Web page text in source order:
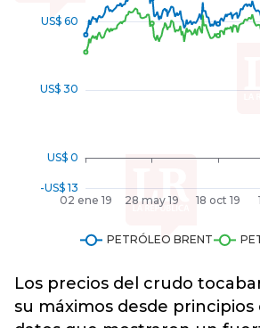
Los precios del crudo
su máximos desde principios